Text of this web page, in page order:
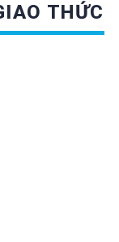
THỨC